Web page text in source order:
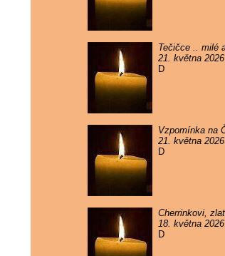
Tečičce .. milé
21. května 2026
D
Vzpomínka na
21. května 2026
D
Cherrinkovi,
18. května 2026
D